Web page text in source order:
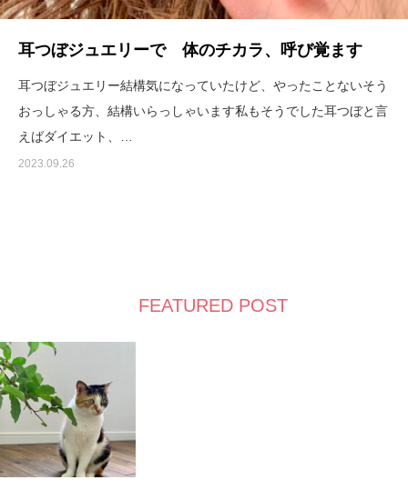
耳つぼジュエリーで 体のチカラ、呼び覚ます
耳つぼジュエリー結構気になっていたけど、やったことないそう
おっしゃる方、結構いらっしゃいます私もそうでした耳つぼと言
えばダイエット、…
2023.09.26
FEATURED POST